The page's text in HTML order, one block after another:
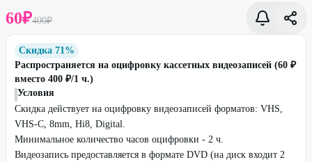
60₽400₽
Скидка 71%
Распространяется на оцифровку кассетных видеозаписей (60 ₽
вместо 400 ₽/1 ч.)
Условия
Скидка действует на оцифровку видеозаписей форматов: VHS,
VHS-C, 8mm, Hi8, Digital.
Минимальное количество часов оцифровки - 2 ч.
Видеозапись предоставляется в формате DVD (на диск входит 2